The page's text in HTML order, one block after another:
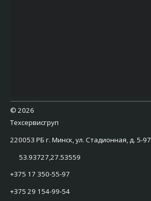
© 2026
Техсервисгруп
220053 РБ г. Минск, ул. Стадионная, д. 5-97
53.93727,27.53559
+375 17 350-55-97
+375 29 154-99-54